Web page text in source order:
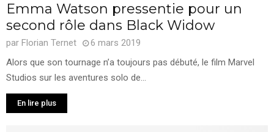
Emma Watson pressentie pour un
second rôle dans Black Widow
par Florian Ternet
6 mars 2019
Alors que son tournage n’a toujours pas débuté, le film Marvel
Studios sur les aventures solo de...
En lire plus